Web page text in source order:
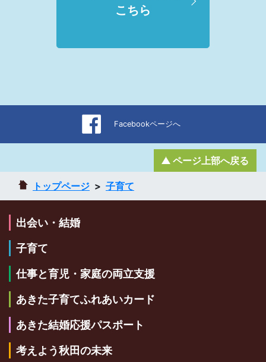
こちら
Facebookページへ
トップページ 子育て
ページ上部へ戻る
出会い・結婚
子育て
仕事と育児・家庭の両立支援
あきた子育てふれあいカード
あきた結婚応援パスポート
考えよう秋田の未来